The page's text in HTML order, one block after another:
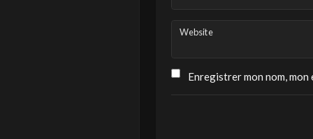
Website
Enregistrer mon nom,